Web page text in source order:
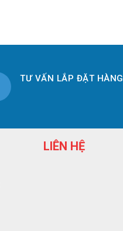
TƯ VẤN LẮP ĐẶT HÀNG
LIÊN HỆ